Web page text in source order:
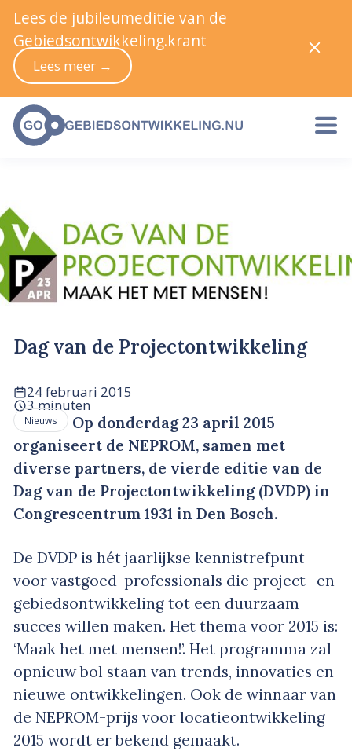
Dag van de Projectontwikkeling
24 februari 2015
3 minuten
Nieuws
Op donderdag 23 april 2015
organiseert de NEPROM, samen met
diverse partners, de vierde editie van de
Dag van de Projectontwikkeling (DVDP) in
Congrescentrum 1931 in Den Bosch.
De DVDP is hét jaarlijkse kennistrefpunt
voor vastgoed-professionals die project- en
gebiedsontwikkeling tot een duurzaam
succes willen maken. Het thema voor 2015 is:
‘Maak het met mensen!’. Het programma zal
opnieuw bol staan van trends, innovaties en
nieuwe ontwikkelingen. Ook de winnaar van
de NEPROM-prijs voor locatieontwikkeling
2015 wordt er bekend gemaakt.
Lees de jubileumeditie van de
Gebiedsontwikkeling.krant
Lees meer →